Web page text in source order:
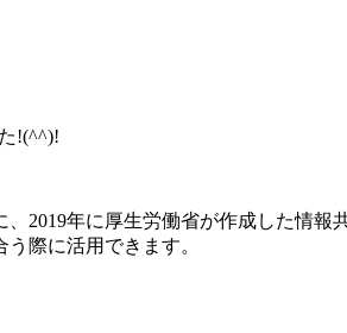
!(^^)!
2019年に厚生労働省が作成した情
際に活用できます。